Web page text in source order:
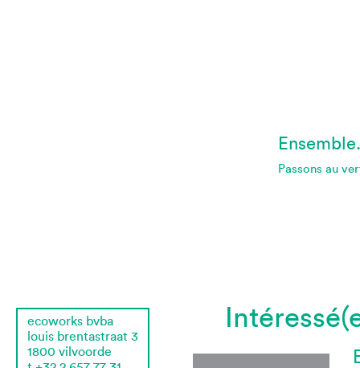
ecoworks bvba
louis brentastraat 3
1800 vilvoorde
Passons au